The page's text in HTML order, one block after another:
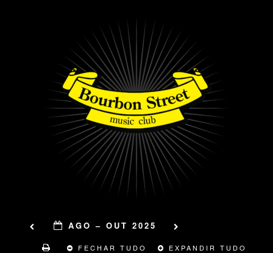
AGO – OUT 2025
FECHAR TUDO EXPANDIR TUDO